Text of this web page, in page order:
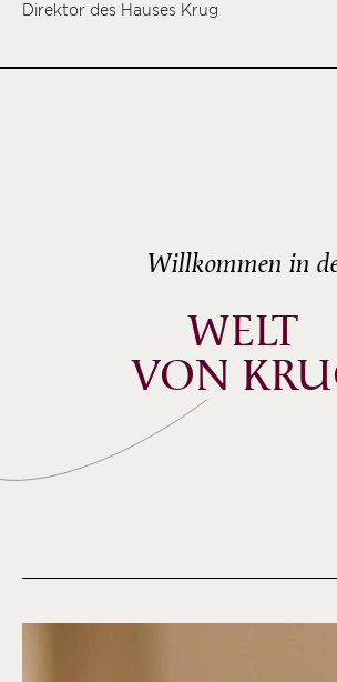
Direktor des Hauses Krug
Willkommen in
WELT
VON